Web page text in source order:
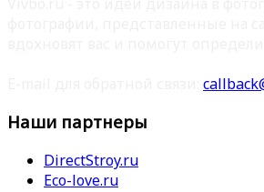
Наши партнеры
DirectStroy.ru
Eco-love.ru